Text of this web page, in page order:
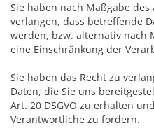
Sie haben nach Maßgabe des
verlangen, dass betreffende
werden, bzw. alternativ nach
eine Einschränkung der
Sie haben das Recht zu
Daten, die Sie uns
Art. 20 DSGVO zu erhalten
Verantwortliche zu fordern.